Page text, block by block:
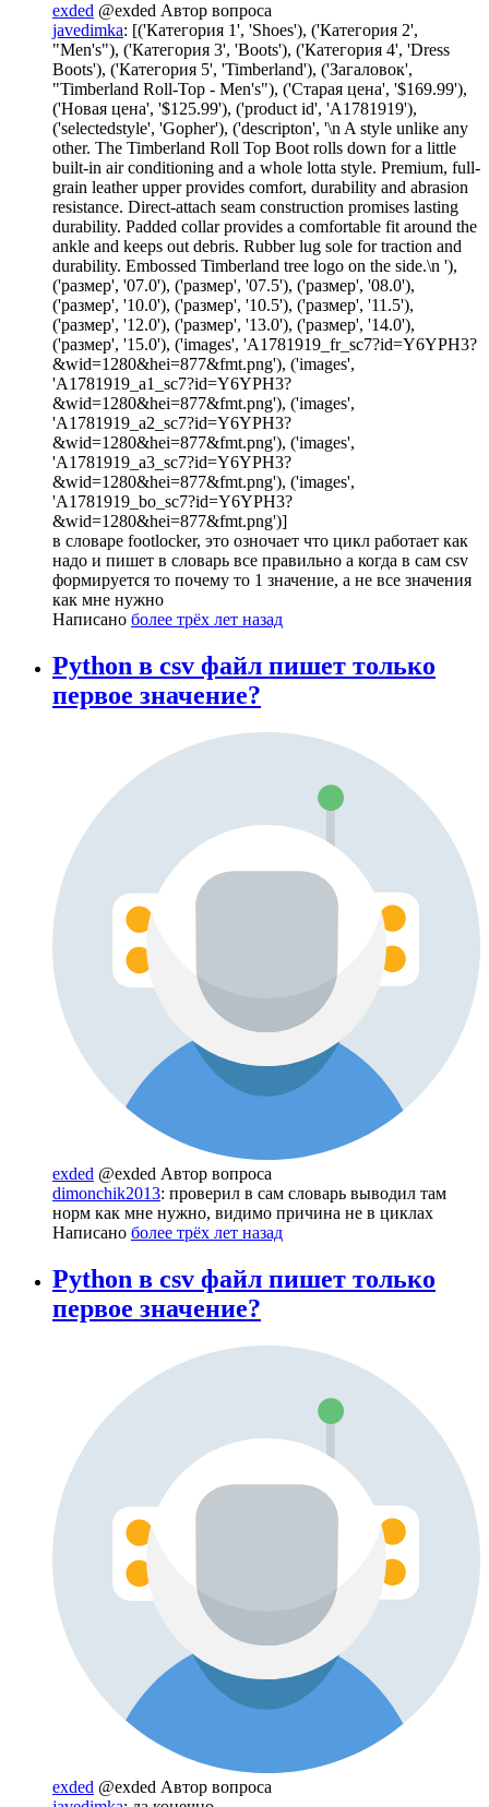
exded @exded Автор вопроса
javedimka: [('Категория 1', 'Shoes'), ('Категория 2',
"Men's"), ('Категория 3', 'Boots'), ('Категория 4', 'Dress
Boots'), ('Категория 5', 'Timberland'), ('Загаловок',
"Timberland Roll-Top - Men's"), ('Старая цена', '$169.99'),
('Новая цена', '$125.99'), ('product id', 'A1781919'),
('selectedstyle', 'Gopher'), ('descripton', '\n A style unlike any
other. The Timberland Roll Top Boot rolls down for a little
built-in air conditioning and a whole lotta style. Premium, full-
grain leather upper provides comfort, durability and abrasion
resistance. Direct-attach seam construction promises lasting
durability. Padded collar provides a comfortable fit around the
ankle and keeps out debris. Rubber lug sole for traction and
durability. Embossed Timberland tree logo on the side.\n '),
('размер', '07.0'), ('размер', '07.5'), ('размер', '08.0'),
('размер', '10.0'), ('размер', '10.5'), ('размер', '11.5'),
('размер', '12.0'), ('размер', '13.0'), ('размер', '14.0'),
('размер', '15.0'), ('images', 'A1781919_fr_sc7?id=Y6YPH3?
&wid=1280&hei=877&fmt.png'), ('images',
'A1781919_a1_sc7?id=Y6YPH3?
&wid=1280&hei=877&fmt.png'), ('images',
'A1781919_a2_sc7?id=Y6YPH3?
&wid=1280&hei=877&fmt.png'), ('images',
'A1781919_a3_sc7?id=Y6YPH3?
&wid=1280&hei=877&fmt.png'), ('images',
'A1781919_bo_sc7?id=Y6YPH3?
&wid=1280&hei=877&fmt.png')]
в словаре footlocker, это озночает что цикл работает как
надо и пишет в словарь все правильно а когда в сам csv
формируется то почему то 1 значение, а не все значения
как мне нужно
Написано более трёх лет назад
Python в csv файл пишет только
первое значение?
exded @exded Автор вопроса
dimonchik2013: проверил в сам словарь выводил там
норм как мне нужно, видимо причина не в циклах
Написано более трёх лет назад
Python в csv файл пишет только
первое значение?
exded @exded Автор вопроса